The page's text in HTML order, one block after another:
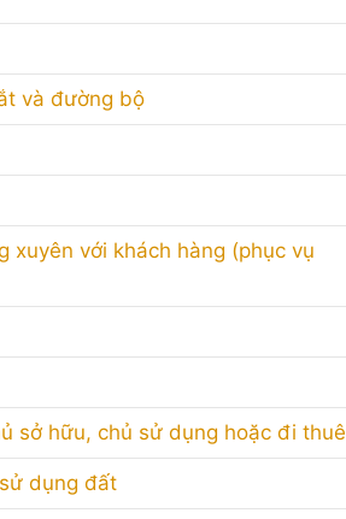
và đường bộ
xuyên với khách hàng (phục vụ
sở hữu, chủ sử dụng hoặc đi thuê
dụng đất